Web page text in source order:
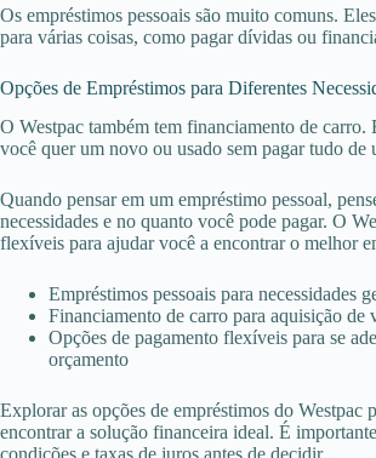
Os empréstimos pessoais são muito comuns.
para várias coisas, como pagar dívidas ou
Opções de Empréstimos para Diferentes
O Westpac também tem financiamento de carro.
você quer um novo ou usado sem pagar tudo de
Quando pensar em um empréstimo pessoal,
necessidades e no quanto você pode pagar. O
flexíveis para ajudar você a encontrar o melhor
Empréstimos pessoais para necessidades
Financiamento de carro para aquisição de
Opções de pagamento flexíveis para se
orçamento
Explorar as opções de empréstimos do Westpac
encontrar a solução financeira ideal. É